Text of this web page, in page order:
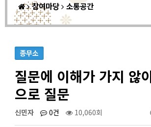
참여마당 소통공간
종무소
질문에 이해가 가지 않
으로 질문
신민자 0건 10,060회